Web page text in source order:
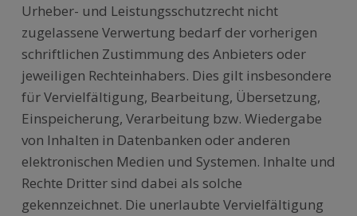
Urheber- und Leistungsschutzrecht nicht
zugelassene Verwertung bedarf der vorherigen
schriftlichen Zustimmung des Anbieters oder
jeweiligen Rechteinhabers. Dies gilt insbesondere
für Vervielfältigung, Bearbeitung, Übersetzung,
Einspeicherung, Verarbeitung bzw. Wiedergabe
von Inhalten in Datenbanken oder anderen
elektronischen Medien und Systemen. Inhalte und
Rechte Dritter sind dabei als solche
gekennzeichnet. Die unerlaubte Vervielfältigung